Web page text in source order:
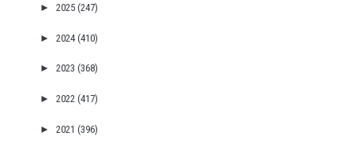
► 2025 (247)
► 2024 (410)
► 2023 (368)
► 2022 (417)
► 2021 (396)